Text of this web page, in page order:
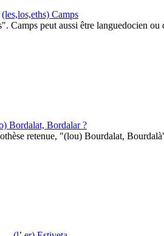
(les,los,eths) Camps
Camps peut aussi être languedocien ou
Bordalat, Bordalar ?
retenue, "(lou) Bourdalat,